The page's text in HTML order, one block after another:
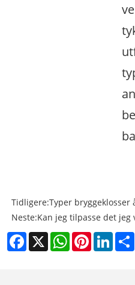
Tidligere:Typer bryggeklosser
Neste:Kan jeg tilpasse det jeg
Facebook
X WhatsAppPinterest